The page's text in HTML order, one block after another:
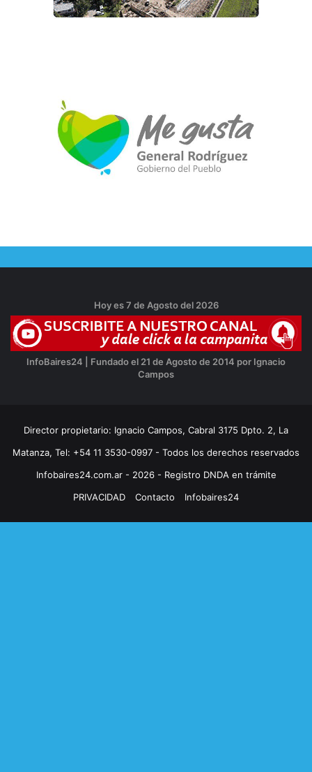
Hoy es 7 de Agosto del 2026
InfoBaires24 | Fundado el 21 de Agosto de 2014 por Ignacio
Campos
Director propietario: Ignacio Campos, Cabral 3175 Dpto. 2, La
Matanza, Tel: +54 11 3530-0997 - Todos los derechos reservados
Infobaires24.com.ar - 2026 - Registro DNDA en trámite
PRIVACIDAD
Contacto Infobaires24